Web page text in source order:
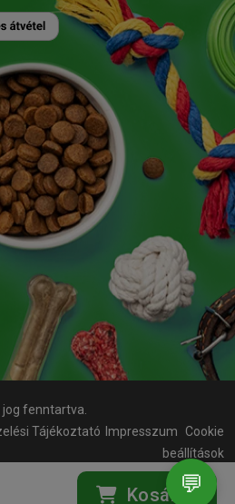
Kosárba
jog fenntartva.
Tájékoztató Impresszum
Cookie
beállítások
💬